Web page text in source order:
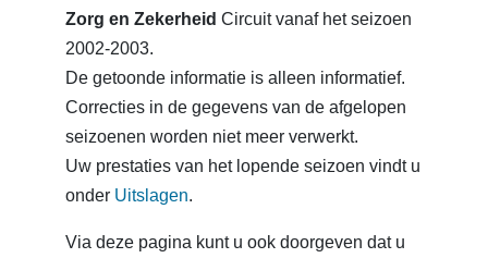
Zorg en Zekerheid Circuit vanaf het seizoen
2002-2003.
De getoonde informatie is alleen informatief.
Correcties in de gegevens van de afgelopen
seizoenen worden niet meer verwerkt.
Uw prestaties van het lopende seizoen vindt u
onder Uitslagen.
Via deze pagina kunt u ook doorgeven dat u